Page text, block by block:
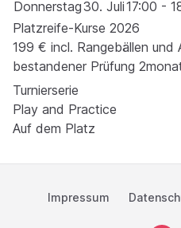
Donnerstag30. Juli17:00 -
Platzreife-Kurse 2026
199 € incl. Rangebällen und
bestandener Prüfung
Turnierserie
Play and Practice
Auf dem Platz
Impressum